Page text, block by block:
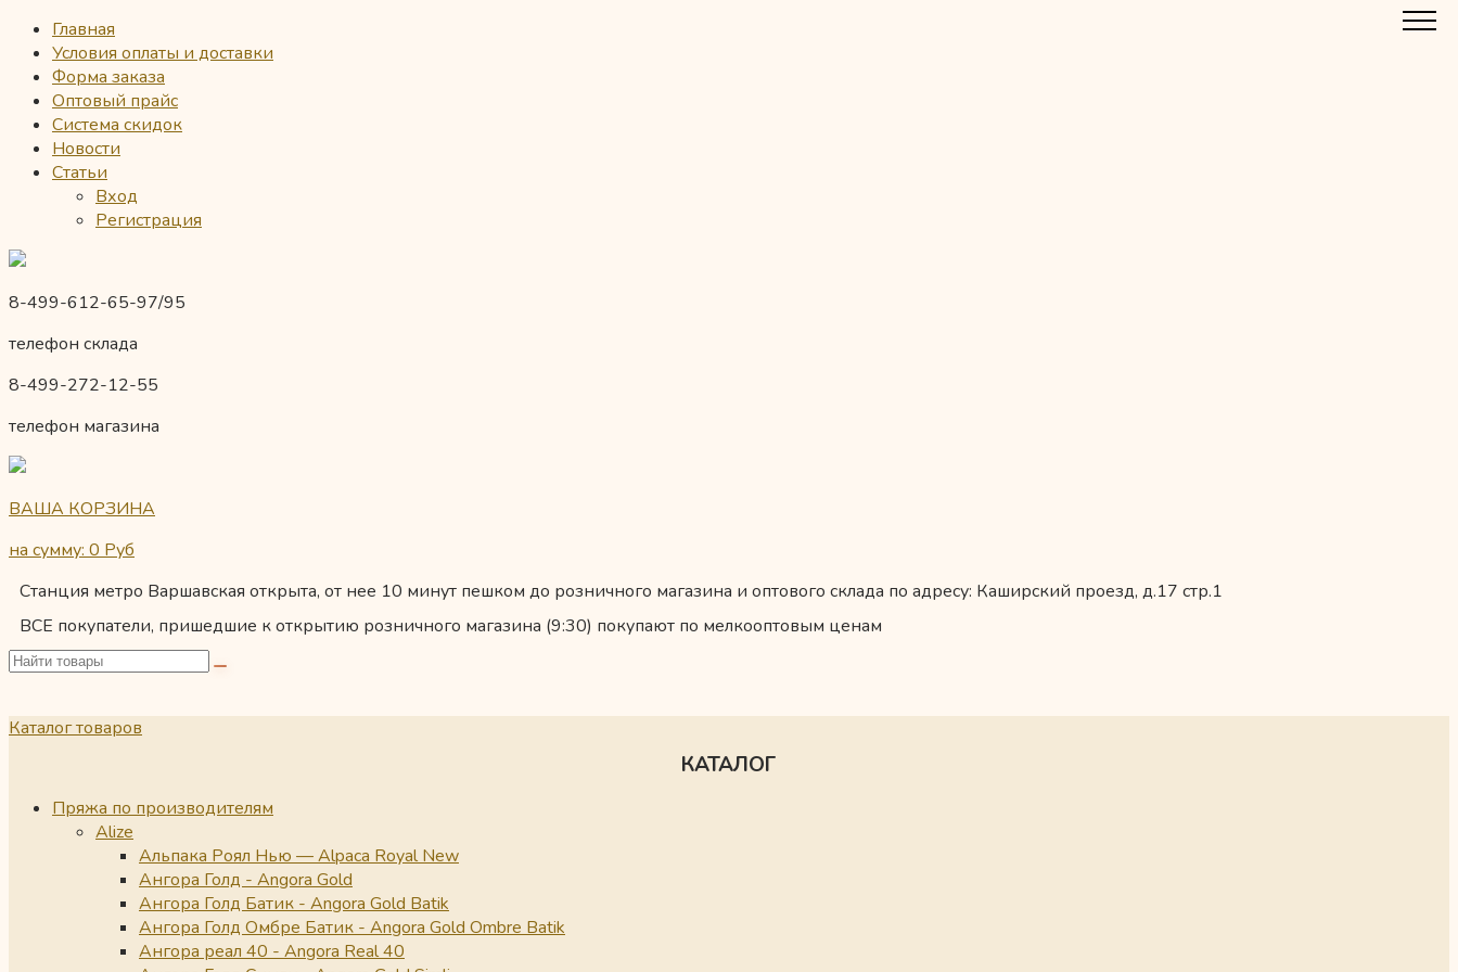
Главная
Условия оплаты и доставки
Форма заказа
Оптовый прайс
Система скидок
Новости
Статьи
Вход
Регистрация
8-499-612-65-97/95
телефон склада
8-499-272-12-55
телефон магазина
ВАША КОРЗИНА
на сумму: 0 Руб
Станция метро Варшавская открыта, от нее 10 минут пешком до розничного магазина и оптового склада по адресу: Каширский проезд, д.17 стр.1
ВСЕ покупатели, пришедшие к открытию розничного магазина (9:30) покупают по мелкооптовым ценам
Каталог товаров
КАТАЛОГ
Пряжа по производителям
Alize
Альпака Роял Нью — Alpaca Royal New
Ангора Голд - Angora Gold
Ангора Голд Батик - Angora Gold Batik
Ангора Голд Омбре Батик - Angora Gold Ombre Batik
Ангора реал 40 - Angora Real 40